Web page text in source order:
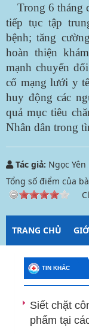
Trong 6 tháng
tiếp tục tập
bệnh; tăng
hoàn thiện
mạnh chuyển
cố mạng lưới y
huy động các
quả mục tiêu
Nhân dân trong
Tác giả: Ngọc Yên
Tổng số điểm của
TRANG CHỦ
TIN KHÁC
Siết chặt
phẩm tại